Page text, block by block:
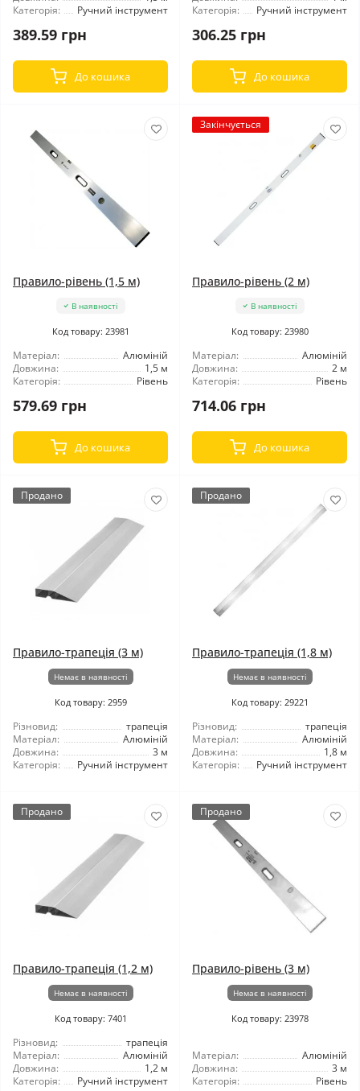
Категорія:
Ручний інструмент
389.59 грн
До кошика
Категорія:
Ручний інструмент
306.25 грн
До кошика
Правило-рівень (1,5 м)
В наявності
Код товару: 23981
Матеріал:
Алюміній
Довжина:
1,5 м
Категорія:
Рівень
579.69 грн
До кошика
Закінчується
Правило-рівень (2 м)
В наявності
Код товару: 23980
Матеріал:
Алюміній
Довжина:
2 м
Категорія:
Рівень
714.06 грн
До кошика
Продано
Правило-трапеція (3 м)
Немає в наявності
Код товару: 2959
Різновид:
трапеція
Матеріал:
Алюміній
Довжина:
3 м
Категорія:
Ручний інструмент
Продано
Правило-трапеція (1,8 м)
Немає в наявності
Код товару: 29221
Різновид:
трапеція
Матеріал:
Алюміній
Довжина:
1,8 м
Категорія:
Ручний інструмент
Продано
Правило-трапеція (1,2 м)
Немає в наявності
Код товару: 7401
Різновид:
трапеція
Матеріал:
Алюміній
Довжина:
1,2 м
Категорія:
Ручний інструмент
Продано
Правило-рівень (3 м)
Немає в наявності
Код товару: 23978
Матеріал:
Алюміній
Довжина:
3 м
Категорія:
Рівень